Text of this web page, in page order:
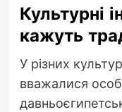
Культурні
кажуть
У різних
вважалися